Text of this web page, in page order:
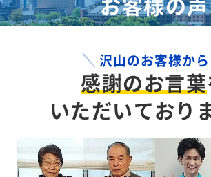
沢山のお客様から
感謝のお言葉
いただいており